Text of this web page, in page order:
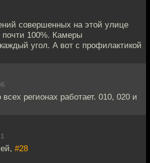
совершенных на этой улице
почти 100%. Камеры
угол. А вот с профилактикой
регионах работает. 010, 020 и
#28